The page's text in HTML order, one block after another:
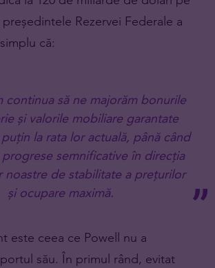
Rezervei Federale a
că:
continua să ne majorăm bonurile
și valorile mobiliare garantate
la rata lor actuală, până când
semnificative în direcția
noastre de stabilitate a prețurilor
și ocupare maximă.
este ceea ce Powell nu a
său. În primul rând, evitat